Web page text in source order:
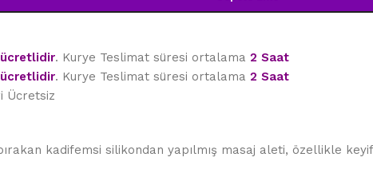
ücretlidir. Kurye Teslimat süresi ortalama 2 Saat
ücretlidir. Kurye Teslimat süresi ortalama 2 Saat
Ücretsiz
kadifemsi silikondan yapılmış masaj aleti, özellikle